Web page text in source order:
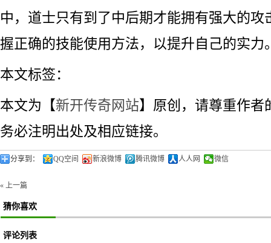
中，道士只有到了中后期才能拥有强大的攻
握正确的技能使用方法，以提升自己的实力
本文标签：
本文为【新开传奇网站】原创，请尊重作者
务必注明出处及相应链接。
分享到： QQ空间 新浪微博 腾讯微博 人人网 微信
« 上一篇
猜你喜欢
评论列表